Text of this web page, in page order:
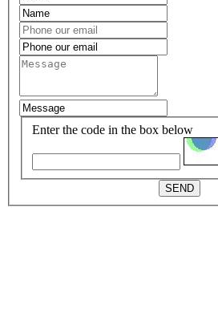
Enter the code in the box below
SEND